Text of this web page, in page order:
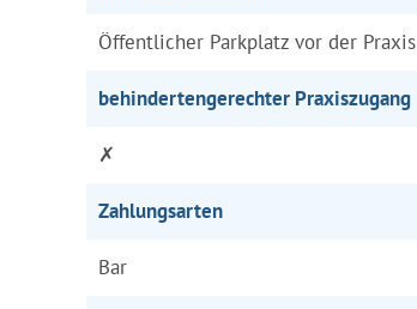
Öffentlicher Parkplatz vor der Praxis
behindertengerechter Praxiszugang
✗
Zahlungsarten
Bar